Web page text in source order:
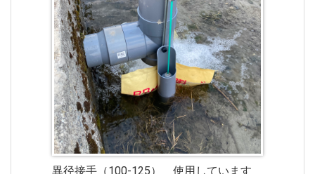
異径接手（100-125） 使用しています